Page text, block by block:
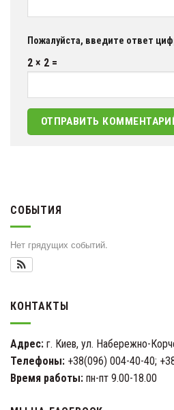
Пожалуйста, введите ответ
2 × 2 =
СОБЫТИЯ
Нет грядущих событий.
КОНТАКТЫ
Адрес: г. Киев, ул. Набережно-
Телефоны: +38(096) 004-40-40;
Время работы: пн-пт 9.00-18.00